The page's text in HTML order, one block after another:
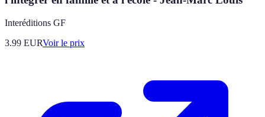
Interéditions GF
3.99 EURVoir le prix